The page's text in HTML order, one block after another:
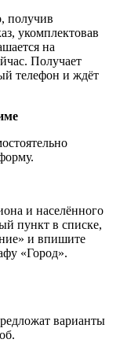
получив
укомплектовав
на
Получает
телефон и ждёт
и населённого
пункт в списке,
и впишите
«Город».
варианты